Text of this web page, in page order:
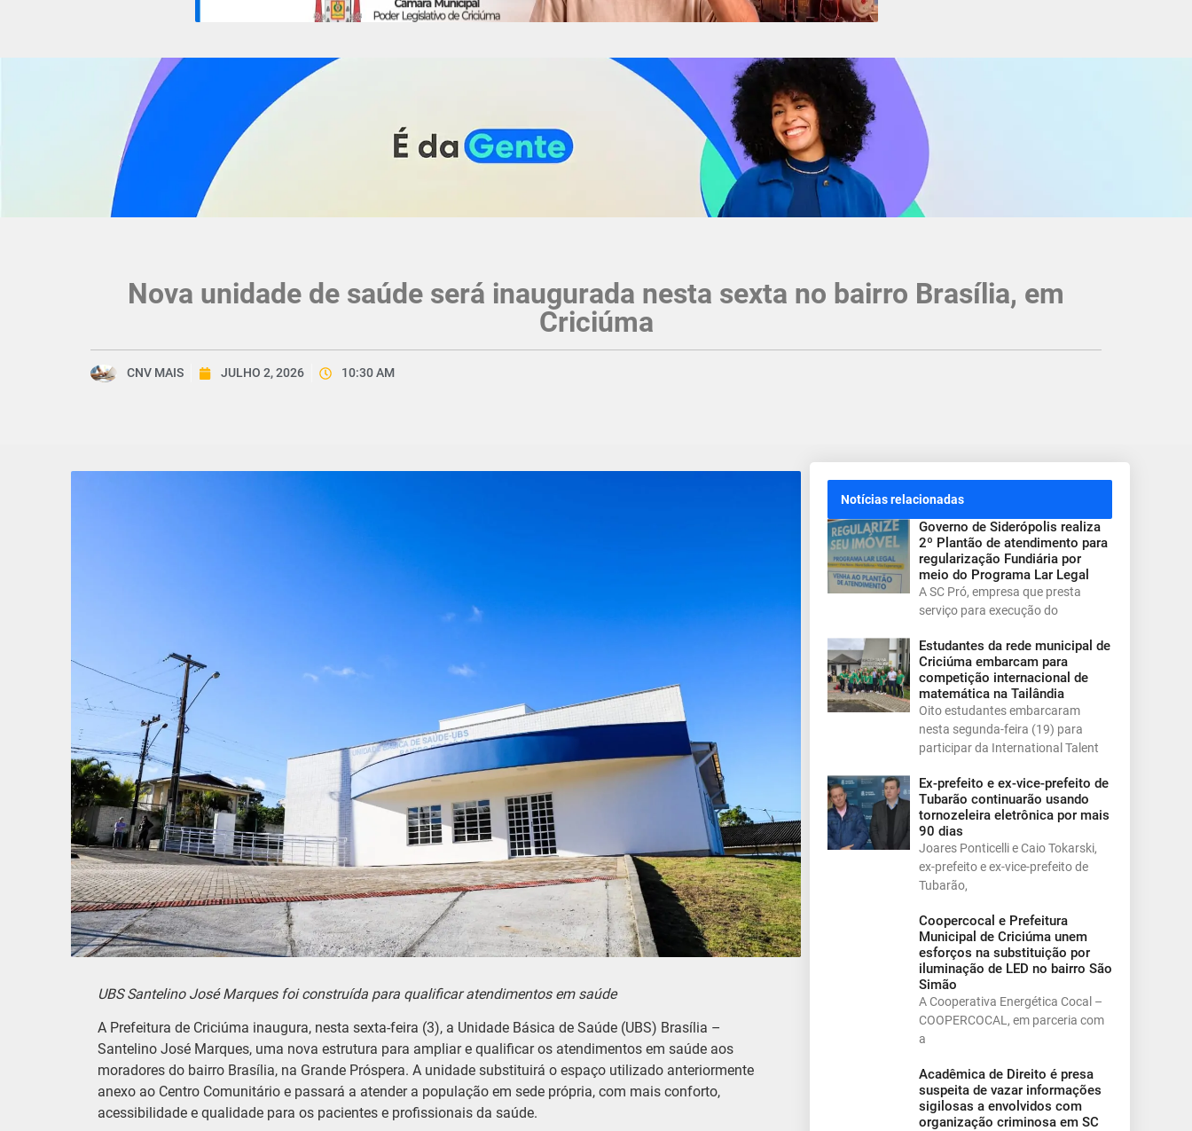
Nova unidade de saúde será inaugurada nesta sexta no bairro Brasília, em
Criciúma
CNV MAIS JULHO 2, 2026 10:30 AM
UBS Santelino José Marques foi construída para qualificar atendimentos em saúde
A Prefeitura de Criciúma inaugura, nesta sexta-feira (3), a Unidade Básica de Saúde (UBS) Brasília –
Santelino José Marques, uma nova estrutura para ampliar e qualificar os atendimentos em saúde aos
moradores do bairro Brasília, na Grande Próspera. A unidade substituirá o espaço utilizado anteriormente
anexo ao Centro Comunitário e passará a atender a população em sede própria, com mais conforto,
acessibilidade e qualidade para os pacientes e profissionais da saúde.
Notícias relacionadas
Governo de Siderópolis realiza
2º Plantão de atendimento para
regularização Fundiária por
meio do Programa Lar Legal
A SC Pró, empresa que presta
serviço para execução do
Estudantes da rede municipal de
Criciúma embarcam para
competição internacional de
matemática na Tailândia
Oito estudantes embarcaram
nesta segunda-feira (19) para
participar da International Talent
Ex-prefeito e ex-vice-prefeito de
Tubarão continuarão usando
tornozeleira eletrônica por mais
90 dias
Joares Ponticelli e Caio Tokarski,
ex-prefeito e ex-vice-prefeito de
Tubarão,
Coopercocal e Prefeitura
Municipal de Criciúma unem
esforços na substituição por
iluminação de LED no bairro São
Simão
A Cooperativa Energética Cocal –
COOPERCOCAL, em parceria com
a
Acadêmica de Direito é presa
suspeita de vazar informações
sigilosas a envolvidos com
organização criminosa em SC